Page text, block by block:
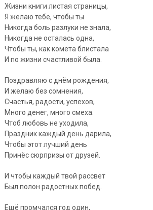
Жизни книги листая страницы,
Я желаю тебе, чтобы ты
Никогда боль разлуки не знала,
Никогда не осталась одна,
Чтобы ты, как комета блистала
И по жизни счастливой была.
Поздравляю с днём рождения,
И желаю без сомнения,
Счастья, радости, успехов,
Много денег, много смеха.
Чтоб любовь не уходила,
Праздник каждый день дарила,
Чтобы этот лучший день
Принёс сюрпризы от друзей.
И чтобы каждый твой рассвет
Был полон радостных побед.
Ещё промчался год один,